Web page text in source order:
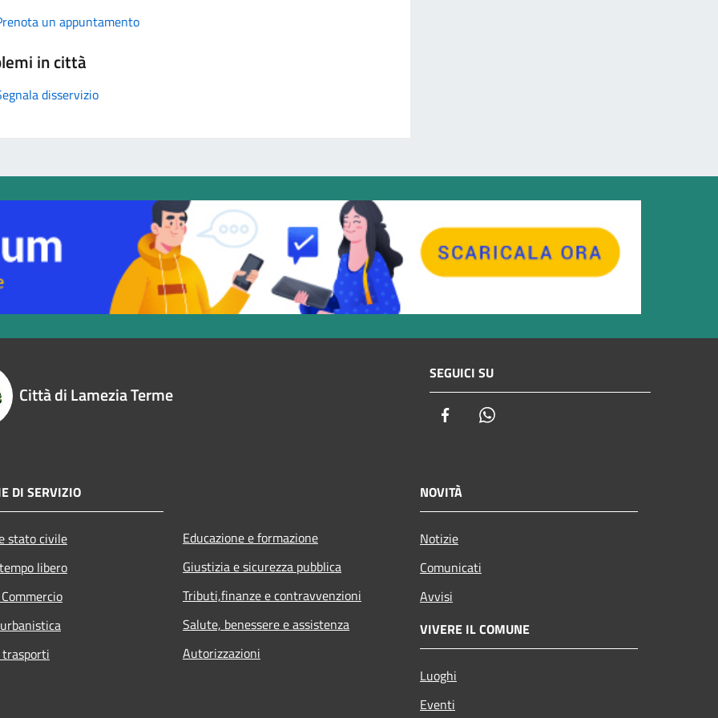
un appuntamento
in città
disservizio
Città di Lamezia Terme
SEGUICI SU
Facebook
DI SERVIZIO
stato civile
libero
Educazione e formazione
Giustizia e sicurezza pubblica
Tributi,finanze e contravvenzioni
Salute, benessere e assistenza
Autorizzazioni
NOVITÀ
Notizie
Comunicati
Avvisi
VIVERE IL COMUNE
Luoghi
Eventi